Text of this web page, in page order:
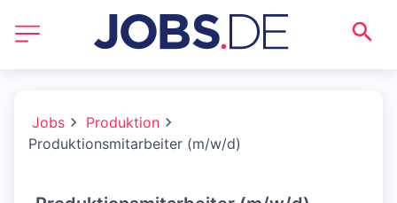
Jobs
Produktion
Produktionsmitarbeiter (m/w/d)